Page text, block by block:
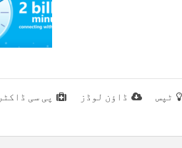
ٹپس ڈاؤن لوڈز
پی سی ڈاکٹر